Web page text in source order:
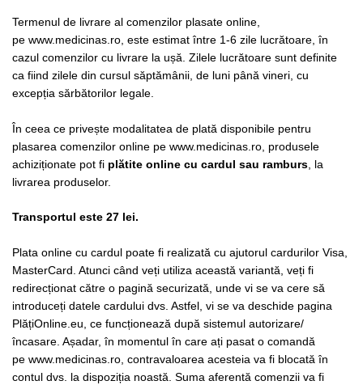
Termenul de livrare al comenzilor plasate online,
pe www.medicinas.ro, este estimat între 1-6 zile lucrătoare, în
cazul comenzilor cu livrare la ușă. Zilele lucrătoare sunt definite
ca fiind zilele din cursul săptămânii, de luni până vineri, cu
excepția sărbătorilor legale.
În ceea ce privește modalitatea de plată disponibile pentru
plasarea comenzilor online pe www.medicinas.ro, produsele
achiziționate pot fi plătite online cu cardul sau ramburs, la
livrarea produselor.
Transportul este 27 lei.
Plata online cu cardul poate fi realizată cu ajutorul cardurilor Visa,
MasterCard. Atunci când veți utiliza această variantă, veți fi
redirecționat către o pagină securizată, unde vi se va cere să
introduceți datele cardului dvs. Astfel, vi se va deschide pagina
PlățiOnline.eu, ce funcționează după sistemul autorizare/
încasare. Așadar, în momentul în care ați pasat o comandă
pe www.medicinas.ro, contravaloarea acesteia va fi blocată în
contul dvs. la dispoziția noastă. Suma aferentă comenzii va fi